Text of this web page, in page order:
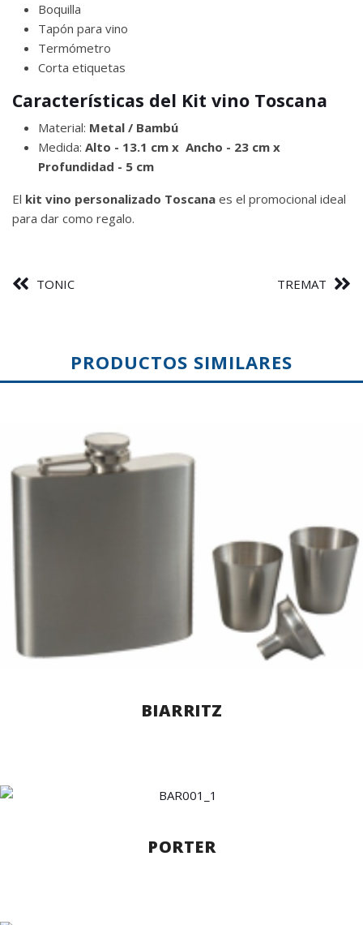
Boquilla
Tapón para vino
Termómetro
Corta etiquetas
Características del Kit vino Toscana
Material: Metal / Bambú
Medida: Alto - 13.1 cm x Ancho - 23 cm x
Profundidad - 5 cm
El kit vino personalizado Toscana es el promocional ideal
para dar como regalo.
TONIC TREMAT
PRODUCTOS SIMILARES
BIARRITZ
PORTER